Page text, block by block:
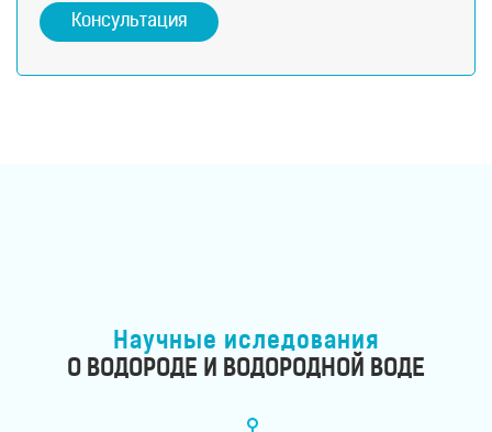
Консультация
Научные иследования
О ВОДОРОДЕ И ВОДОРОДНОЙ ВОДЕ